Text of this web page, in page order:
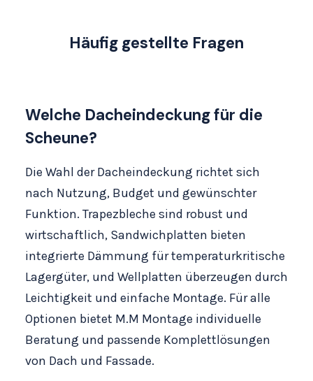
Häufig gestellte Fragen
Welche Dacheindeckung für die
Scheune?
Die Wahl der Dacheindeckung richtet sich
nach Nutzung, Budget und gewünschter
Funktion. Trapezbleche sind robust und
wirtschaftlich, Sandwichplatten bieten
integrierte Dämmung für temperaturkritische
Lagergüter, und Wellplatten überzeugen durch
Leichtigkeit und einfache Montage. Für alle
Optionen bietet M.M Montage individuelle
Beratung und passende Komplettlösungen
von Dach und Fassade.